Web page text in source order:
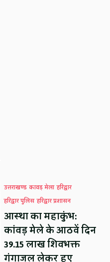
उत्तराखण्ड कावड़ मेला हरिद्वार
हरिद्वार पुलिस हरिद्वार प्रशासन
आस्था का महाकुंभ:
कांवड़ मेले के आठवें दिन
39.15 लाख शिवभक्त
गंगाजल लेकर हुए